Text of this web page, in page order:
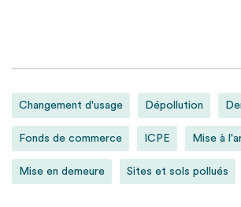
Changement d'usage Dépollution
Fonds de commerce ICPE Mise à
Mise en demeure Sites et sols pollués